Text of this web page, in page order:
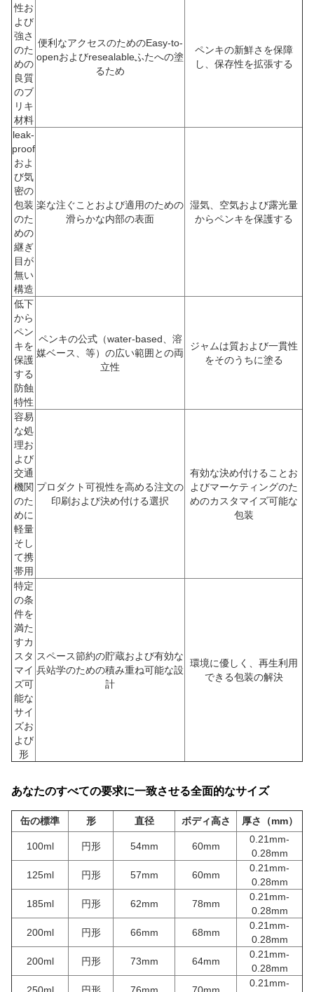
性お
よび
強さ
のた
めの
良質
のブ
リキ
材料
便利なアクセスのためのEasy-to-
openおよびresealableふたへの塗
るため
ペンキの新鮮さを保障
し、保存性を拡張する
leak-
proof
およ
び気
密の
包装
のた
めの
継ぎ
目が
無い
構造
楽な注ぐことおよび適用のための
滑らかな内部の表面
湿気、空気および露光量
からペンキを保護する
低下
から
ペン
キを
保護
する
防蝕
特性
ペンキの公式（water-based、溶
媒ベース、等）の広い範囲との両
立性
ジャムは質および一貫性
をそのうちに塗る
容易
な処
理お
よび
交通
機関
のた
めに
軽量
そし
て携
帯用
プロダクト可視性を高める注文の
印刷および決め付ける選択
有効な決め付けることお
よびマーケティングのた
めのカスタマイズ可能な
包装
特定
の条
件を
満た
すカ
スタ
マイ
ズ可
能な
サイ
ズお
よび
形
スペース節約の貯蔵および有効な
兵站学のための積み重ね可能な設
計
環境に優しく、再生利用
できる包装の解決
あなたのすべての要求に一致させる全面的なサイズ
缶の標準 形 直径 ボディ高さ 厚さ（mm）
100ml 円形 54mm 60mm
0.21mm-
0.28mm
125ml
円形 57mm 60mm
0.21mm-
0.28mm
185ml
円形 62mm 78mm
0.21mm-
0.28mm
200ml
円形 66mm 68mm
0.21mm-
0.28mm
200ml
円形 73mm 64mm
0.21mm-
0.28mm
0.21mm-